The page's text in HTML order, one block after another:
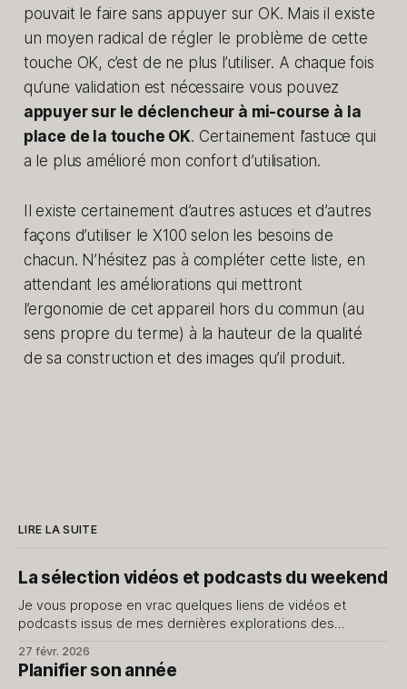
pouvait le faire sans appuyer sur OK. Mais il existe
un moyen radical de régler le problème de cette
touche OK, c’est de ne plus l’utiliser. A chaque fois
qu’une validation est nécessaire vous pouvez
appuyer sur le déclencheur à mi-course à la
place de la touche OK. Certainement l’astuce qui
a le plus amélioré mon confort d’utilisation.
Il existe certainement d’autres astuces et d’autres
façons d’utiliser le X100 selon les besoins de
chacun. N’hésitez pas à compléter cette liste, en
attendant les améliorations qui mettront
l’ergonomie de cet appareil hors du commun (au
sens propre du terme) à la hauteur de la qualité
de sa construction et des images qu’il produit.
LIRE LA SUITE
La sélection vidéos et podcasts du weekend
Je vous propose en vrac quelques liens de vidéos et
podcasts issus de mes dernières explorations des
J'avais fait cet exercice il y a quelque temps, dites-moi si
27 févr. 2026
Planifier son année